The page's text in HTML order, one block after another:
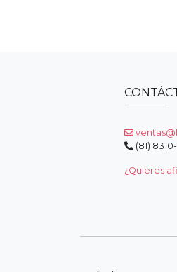
(81)
¿Quieres